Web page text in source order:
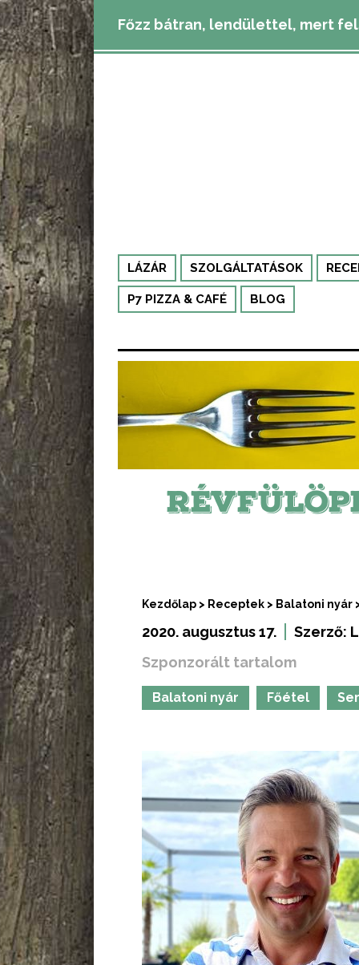
Főzz bátran, lendülettel, mert
LÁZÁR SZOLGÁLTATÁSOK
P7 PIZZA & CAFÉ BLOG
Kezdőlap > Receptek > Balatoni nyár
2020. augusztus 17. Szerző:
Szponzorált tartalom
Balatoni nyár Főétel